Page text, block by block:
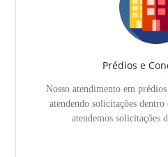
Prédios e
Nosso atendimento em
atendendo solicitações
atendemos solicitações